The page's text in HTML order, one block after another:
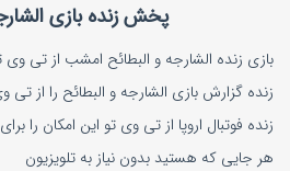
پخش زنده بازی
بازی زنده الشارجه و البطائح امشب از تی
زنده گزارش بازی الشارجه و البطائح را از
زنده فوتبال اروپا از تی وی تو این امکان را
هر جایی که هستید بدون نیاز به تلویزیون